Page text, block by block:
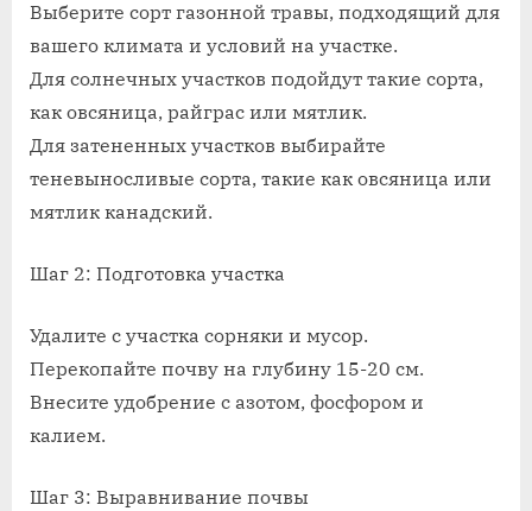
инструкция
Выберите сорт газонной травы, подходящий для
вашего климата и условий на участке.
Для солнечных участков подойдут такие сорта,
как овсяница, райграс или мятлик.
Для затененных участков выбирайте
теневыносливые сорта, такие как овсяница или
мятлик канадский.
Шаг 2: Подготовка участка
Удалите с участка сорняки и мусор.
Перекопайте почву на глубину 15-20 см.
Внесите удобрение с азотом, фосфором и
калием.
Шаг 3: Выравнивание почвы